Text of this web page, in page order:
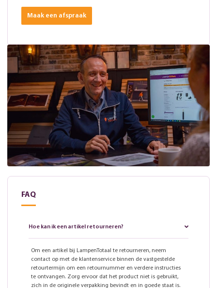
Maak een afspraak
FAQ
Hoe kan ik een artikel retourneren?
Om een artikel bij LampenTotaal te retourneren, neem
contact op met de klantenservice binnen de vastgestelde
retourtermijn om een retournummer en verdere instructies
te ontvangen. Zorg ervoor dat het product niet is gebruikt,
zich in de originele verpakking bevindt en in goede staat is.